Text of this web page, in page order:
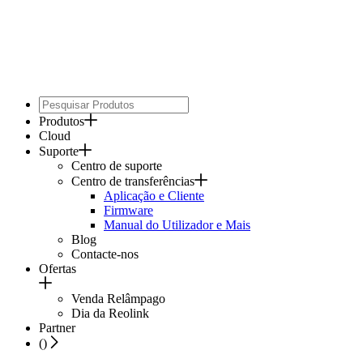
Produtos
Cloud
Suporte
Centro de suporte
Centro de transferências
Aplicação e Cliente
Firmware
Manual do Utilizador e Mais
Blog
Contacte-nos
Ofertas
Venda Relâmpago
Dia da Reolink
Partner
()